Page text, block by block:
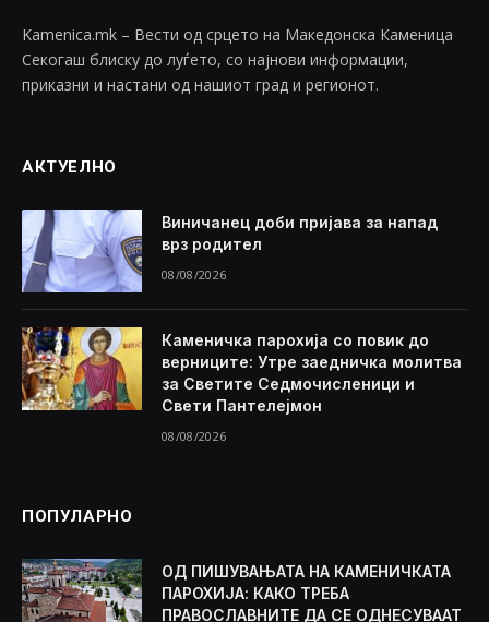
Kamenica.mk – Вести од срцето на Македонска Каменица
Секогаш блиску до луѓето, со најнови информации,
приказни и настани од нашиот град и регионот.
АКТУЕЛНО
Виничанец доби пријава за напад
врз родител
08/08/2026
Каменичка парохија со повик до
верниците: Утре заедничка молитва
за Светите Седмочисленици и
Свети Пантелејмон
08/08/2026
ПОПУЛАРНО
ОД ПИШУВАЊАТА НА КАМЕНИЧКАТА
ПАРОХИЈА: КАКО ТРЕБА
ПРАВОСЛАВНИТЕ ДА СЕ ОДНЕСУВААТ